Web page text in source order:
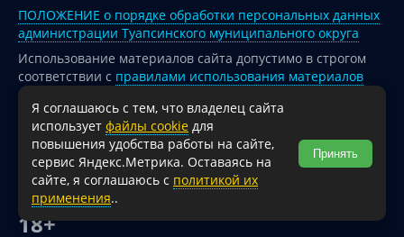
ПОЛОЖЕНИЕ о порядке обработки персональных данных
администрации Туапсинского муниципального округа
Использование материалов сайта допустимо в строгом
соответствии с правилами использования материалов
опубликованных на сайте
При перепечатке и использовании информации ссылка
на источник обязательна.
Для сайтов и страниц сети Интернет обязательна
активная гиперссылка на официальный интернет-портал
администрации Туапсинского муниципального округа.
18+
Я соглашаюсь с тем, что владелец сайта
использует файлы cookie для
повышения удобства работы на сайте,
сервис Яндекс.Метрика. Оставаясь на
сайте, я соглашаюсь с политикой их
применения..
Принять